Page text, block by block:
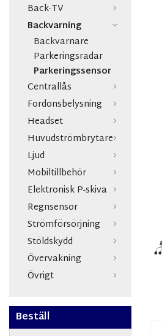
Back-TV
Backvarning
Backvarnare
Parkeringsradar
Parkeringssensor
Centrallås
Fordonsbelysning
Headset
Huvudströmbrytare
Ljud
Mobiltillbehör
Elektronisk P-skiva
Regnsensor
Strömförsörjning
Stöldskydd
Övervakning
Övrigt
Beställ